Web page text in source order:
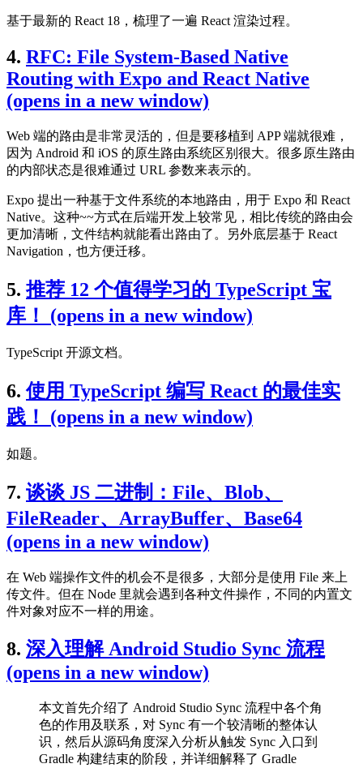
基于最新的 React 18，梳理了一遍 React 渲染过程。
4. RFC: File System-Based Native
Routing with Expo and React Native
(opens in a new window)
Web 端的路由是非常灵活的，但是要移植到 APP 端就很难，
因为 Android 和 iOS 的原生路由系统区别很大。很多原生路由
的内部状态是很难通过 URL 参数来表示的。
Expo 提出一种基于文件系统的本地路由，用于 Expo 和 React
Native。这种~~方式在后端开发上较常见，相比传统的路由会
更加清晰，文件结构就能看出路由了。另外底层基于 React
Navigation，也方便迁移。
5. 推荐 12 个值得学习的 TypeScript 宝
库！
(opens in a new window)
TypeScript 开源文档。
6.使用 TypeScript 编写 React 的最佳实
践！
(opens in a new window)
如题。
7. 谈谈 JS 二进制：File、Blob、
FileReader、ArrayBuffer、Base64
(opens in a new window)
在 Web 端操作文件的机会不是很多，大部分是使用 File 来上
传文件。但在 Node 里就会遇到各种文件操作，不同的内置文
件对象对应不一样的用途。
8. 深入理解 Android Studio Sync 流程
(opens in a new window)
本文首先介绍了 Android Studio Sync 流程中各个角
色的作用及联系，对 Sync 有一个较清晰的整体认
识，然后从源码角度深入分析从触发 Sync 入口到
Gradle 构建结束的阶段，并详细解释了 Gradle